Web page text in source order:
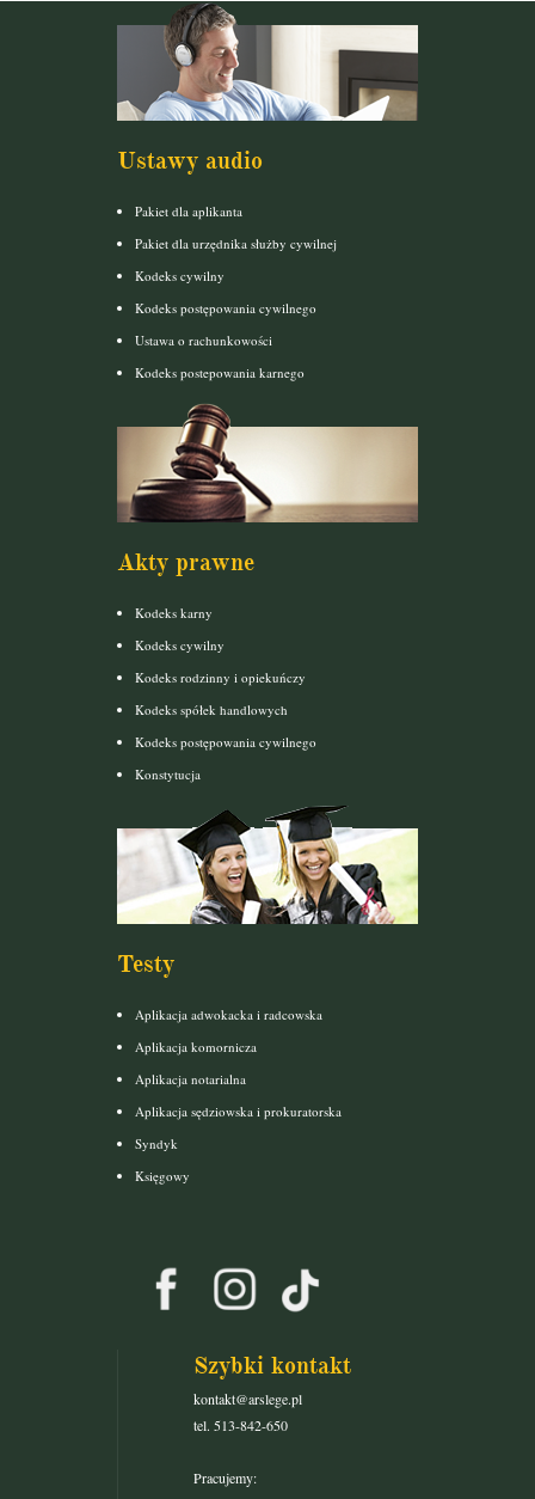
Ustawy audio
Pakiet dla aplikanta
Pakiet dla urzędnika służby cywilnej
Kodeks cywilny
Kodeks postępowania cywilnego
Ustawa o rachunkowości
Kodeks postepowania karnego
Akty prawne
Kodeks karny
Kodeks cywilny
Kodeks rodzinny i opiekuńczy
Kodeks spółek handlowych
Kodeks postępowania cywilnego
Konstytucja
Testy
Aplikacja adwokacka i radcowska
Aplikacja komornicza
Aplikacja notarialna
Aplikacja sędziowska i prokuratorska
Syndyk
Księgowy
Szybki kontakt
kontakt@arslege.pl
tel. 513-842-650
Pracujemy: